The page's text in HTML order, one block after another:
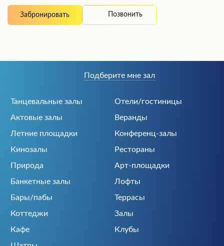
Забронировать Позвонить
Танцевальные залы
Отели/гостиницы
Актовые залы
Веранды
Летние площадки
Конференц-залы
Кинозалы
Рестораны
Природа
Арт-площадки
Банкетные залы
Лофты
Бары/пабы
Террасы
Коттеджи
Залы
Кафе
Клубы
Подберите мне зал